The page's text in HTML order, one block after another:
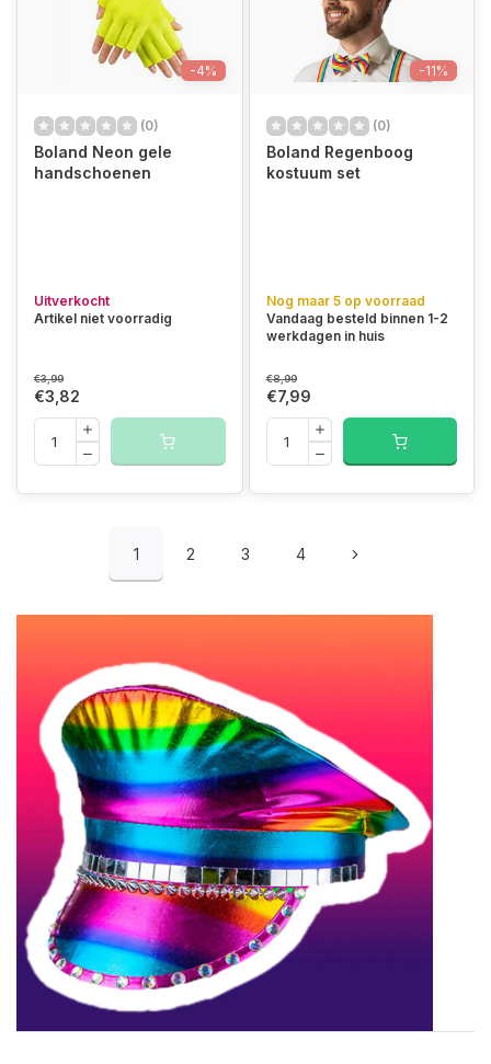
-4%
(0)
Boland Neon gele
handschoenen
Uitverkocht
Artikel niet voorradig
€3,99
€3,82
-11%
(0)
Boland Regenboog
kostuum set
Nog maar 5 op voorraad
Vandaag besteld binnen 1-2
werkdagen in huis
€8,99
€7,99
1 2 3 4